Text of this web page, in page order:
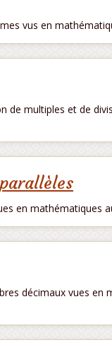
vus en
de multiples et de
en mathématiques
décimaux vues en